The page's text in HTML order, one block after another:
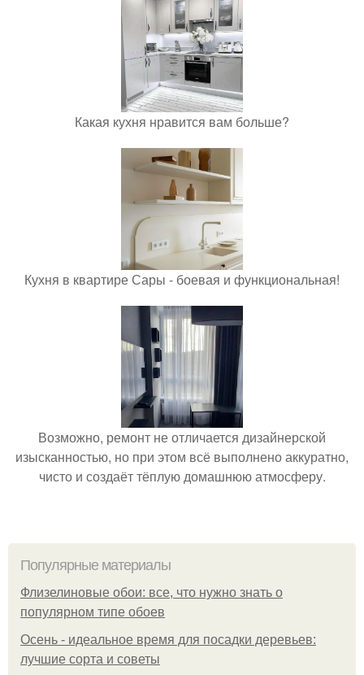
Какая кухня нравится вам больше?
Кухня в квартире Сары - боевая и функциональная!
Возможно, ремонт не отличается дизайнерской
изысканностью, но при этом всё выполнено аккуратно,
чисто и создаёт тёплую домашнюю атмосферу.
Популярные материалы
Флизелиновые обои: все, что нужно знать о
популярном типе обоев
Осень - идеальное время для посадки деревьев:
лучшие сорта и советы